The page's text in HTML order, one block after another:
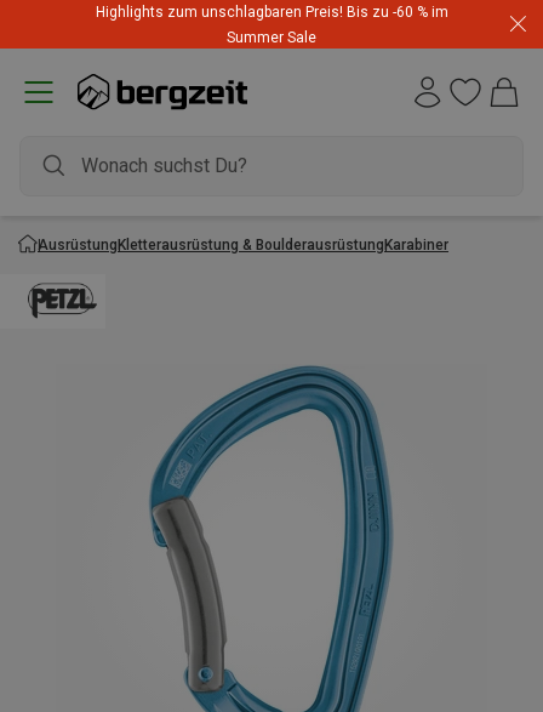
Highlights zum unschlagbaren Preis! Bis zu -60 % im
Summer Sale
AusrüstungKletterausrüstung & BoulderausrüstungKarabiner